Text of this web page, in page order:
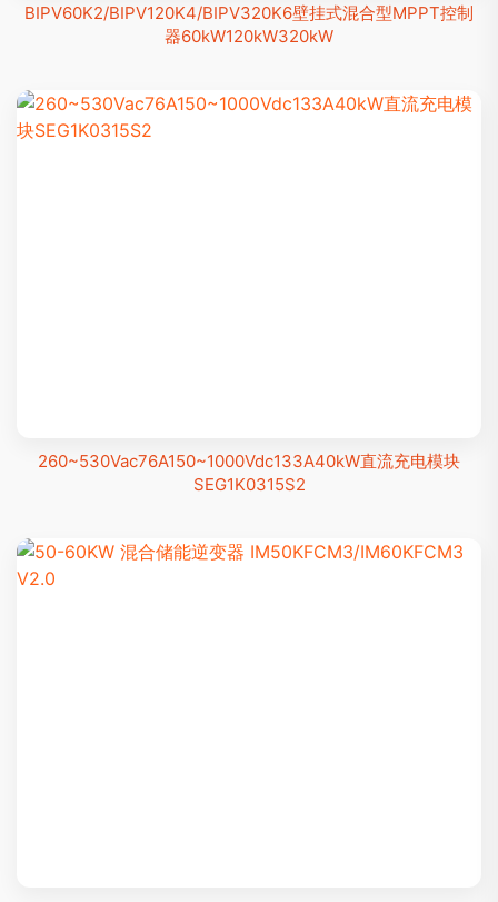
BIPV60K2/BIPV120K4/BIPV320K6壁挂式混合型MPPT控制
器60kW120kW320kW
260~530Vac76A150~1000Vdc133A40kW直流充电模块
SEG1K0315S2